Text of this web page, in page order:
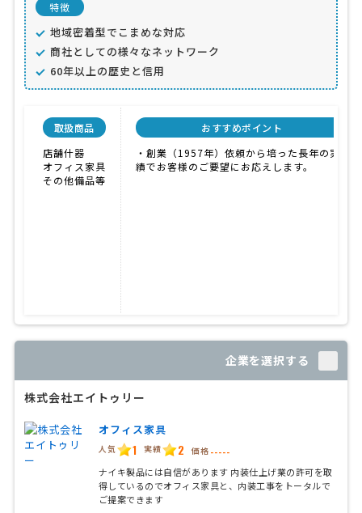
特徴
地域密着型でこまめな対応
商社としての様々なネットワーク
60年以上の歴史と信用
取扱商品
店舗什器
オフィス家具
その他備品等
おすすめポイント
・創業（1957年）依頼から培った長年の実
績でお客様のご要望にお応えします。
企業を選択する
株式会社エイトゥリー
オフィス家具
人気 1 実績 2 価格 -----
ナイキ製品には自信があります 内装仕上げ業の許可を取
得しているのでオフィス家具と、内装工事をトータルで
ご提案できます